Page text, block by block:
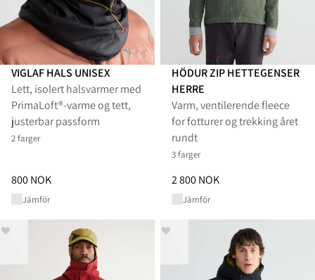
VIGLAF HALS UNISEX
Lett, isolert halsvarmer med
PrimaLoft®-varme og tett,
justerbar passform
2 farger
Pris:800 NOK, redusert fra 800 NOK
800 NOK
Jämför
HÖDUR ZIP HETTEGENSER
HERRE
Varm, ventilerende fleece
for fotturer og trekking året
rundt
3 farger
Pris:2 800 NOK, redusert fra 2
2 800 NOK
Jämför